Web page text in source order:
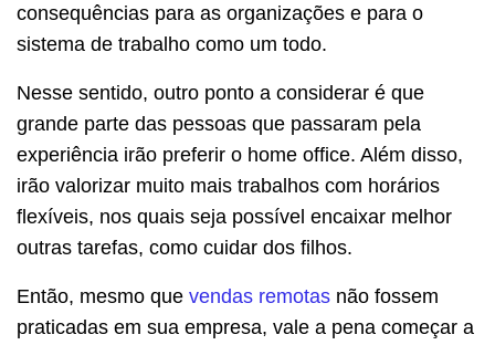
consequências para as organizações e para o
sistema de trabalho como um todo.
Nesse sentido, outro ponto a considerar é que
grande parte das pessoas que passaram pela
experiência irão preferir o home office. Além disso,
irão valorizar muito mais trabalhos com horários
flexíveis, nos quais seja possível encaixar melhor
outras tarefas, como cuidar dos filhos.
Então, mesmo que vendas remotas não fossem
praticadas em sua empresa, vale a pena começar a